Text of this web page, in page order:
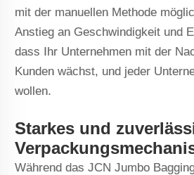
mit der manuellen Methode
Anstieg an Geschwindigkeit und
dass Ihr Unternehmen mit der
Kunden wächst, und jeder
wollen.
Starkes und
Während das JCN Jumbo